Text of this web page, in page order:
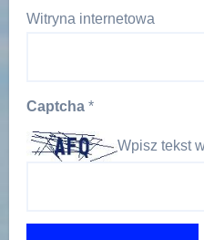
Witryna internetowa
Captcha *
Wpisz tekst